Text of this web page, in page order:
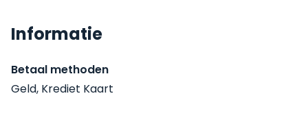
Informatie
Betaal methoden
Geld, Krediet Kaart